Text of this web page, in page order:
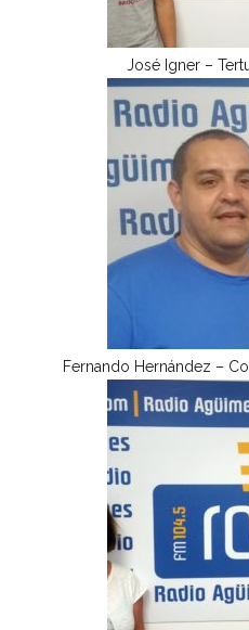
José Igner –
Fernando Hernández –